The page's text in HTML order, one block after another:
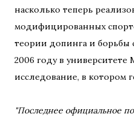
насколько теперь
модифицированных
теории допинга и борьбы
2006 году в
исследование, в котором
"Последнее официальное